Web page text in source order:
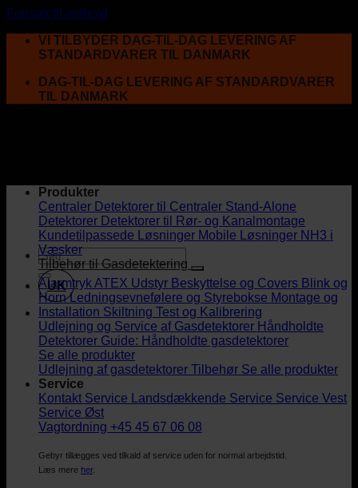
Fortsæt til indhold
VI TILBYDER DAG-TIL-DAG LEVERING AF
STANDARDVARER TIL DANMARK
DAG-TIL-DAG LEVERING AF STANDARDVARER
TIL DANMARK
UK
Produkter
Centraler Detektorer til Centraler Stand-Alone
Detektorer Detektorer til Rør- og Kanalmontage
Kundetilpassede Løsninger Mobile Løsninger NH3 i
Væsker
Tilbehør til Gasdetektering
AlarmtrykATEX Udstyr Beskyttelse og Covers Blink og
Horn Ledningsevnefølere og Styrebokse Montage og
Installation Skiltning Test og Kalibrering
Udlejning og Service af Gasdetektorer Håndholdte
Detektorer Guide: Håndholdte gasdetektorer
Se alle produkter
Udlejning af gasdetektorer Tilbehør Se alle produkter
Service
Kontakt Service
Landsdækkende Service Service Vest
Service Øst
Vagtordning +45 45 67 06 08
Gebyr tillægges ved tilkald af service uden for normal arbejdstid.
Læs mere her.